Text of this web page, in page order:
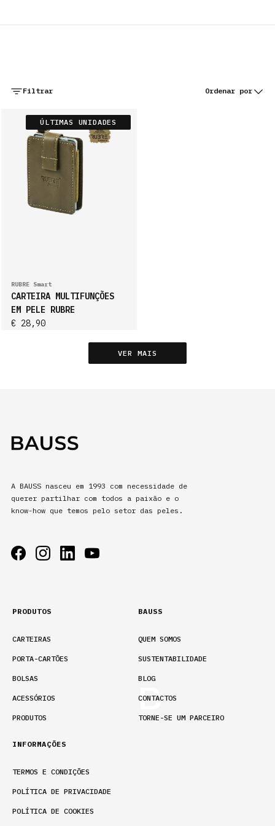
CARTEIRAS
PORTA-CARTÕES
PRODUTOS
Filtrar Ordenar por
ÚLTIMAS UNIDADES
RUBRE Smart
CARTEIRA MULTIFUNÇÕES
EM PELE RUBRE
€ 28,90
VER MAIS
A BAUSS nasceu em 1993 com necessidade de
querer partilhar com todos a paixão e o
know-how que temos pelo setor das peles.
PRODUTOS
CARTEIRAS
PORTA-CARTÕES
BOLSAS
ACESSÓRIOS
PRODUTOS
BAUSS
QUEM SOMOS
SUSTENTABILIDADE
BLOG
CONTACTOS
TORNE-SE UM PARCEIRO
INFORMAÇÕES
TERMOS E CONDIÇÕES
POLÍTICA DE PRIVACIDADE
POLÍTICA DE COOKIES